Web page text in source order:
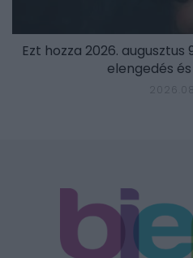
Ezt hozza 2026.
elengedés